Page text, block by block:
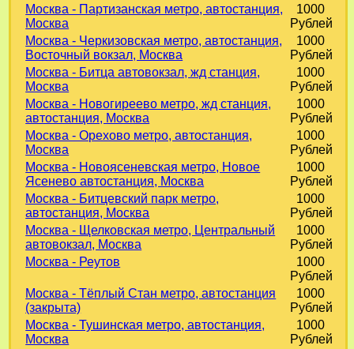
Москва - Партизанская метро, автостанция,
Москва
1000
Рублей
Москва - Черкизовская метро, автостанция,
Восточный вокзал, Москва
1000
Рублей
Москва - Битца автовокзал, жд станция,
Москва
1000
Рублей
Москва - Новогиреево метро, жд станция,
автостанция, Москва
1000
Рублей
Москва - Орехово метро, автостанция,
Москва
1000
Рублей
Москва - Новоясеневская метро, Новое
Ясенево автостанция, Москва
1000
Рублей
Москва - Битцевский парк метро,
автостанция, Москва
1000
Рублей
Москва - Щелковская метро, Центральный
автовокзал, Москва
1000
Рублей
Москва - Реутов
1000
Рублей
Москва - Тёплый Стан метро, автостанция
(закрыта)
1000
Рублей
Москва - Тушинская метро, автостанция,
Москва
1000
Рублей